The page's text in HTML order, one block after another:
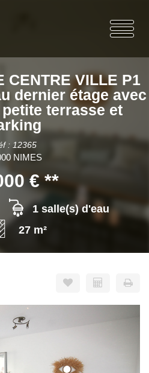
CENTRE VILLE P1
dernier étage avec
terrasse et
: 12365
NIMES
€ **
1 salle(s) d'eau
27 m²